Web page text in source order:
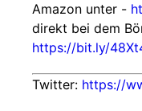
Amazon unter -
direkt bei dem
https://bit.ly/
Twitter: https://